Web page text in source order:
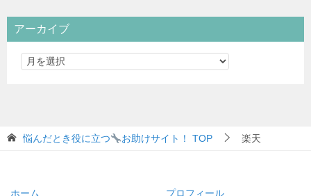
アーカイブ
悩んだとき役に立つ お助けサイト！ TOP 楽天
ホーム プロフィール